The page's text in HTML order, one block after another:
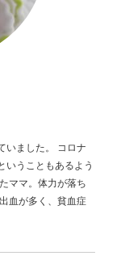
いました。 コロナ
いうこともあるよう
ママ。体力が落ち
血が多く、貧血症